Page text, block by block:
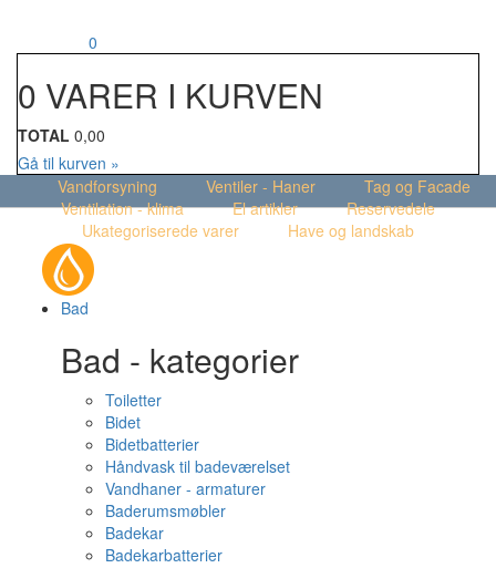
0
0 VARER I KURVEN
TOTAL 0,00
Gå til kurven »
Vandforsyning
Ventiler - Haner
Tag og Facade
Ventilation - klima
El artikler
Reservedele
Ukategoriserede varer
Have og landskab
Bad
Bad - kategorier
Toiletter
Bidet
Bidetbatterier
Håndvask til badeværelset
Vandhaner - armaturer
Baderumsmøbler
Badekar
Badekarbatterier